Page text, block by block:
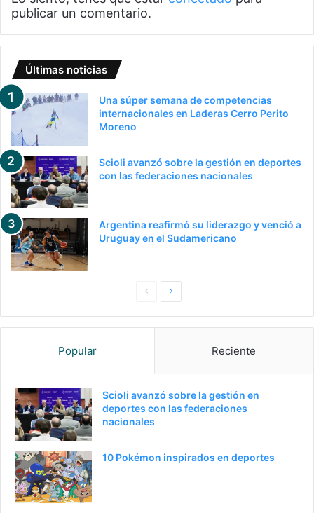
publicar un comentario.
Últimas noticias
Una súper semana de competencias
internacionales en Laderas Cerro Perito
Moreno
Scioli avanzó sobre la gestión en deportes
con las federaciones nacionales
Argentina reafirmó su liderazgo y venció a
Uruguay en el Sudamericano
PaginaSiguiente
Popular Reciente
Scioli avanzó sobre la gestión en
deportes con las federaciones
nacionales
10 Pokémon inspirados en deportes